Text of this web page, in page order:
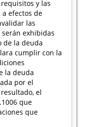
y las
efectos de
las
exhibidas
de la deuda
cumplir con la
la deuda
por el
el
que
que